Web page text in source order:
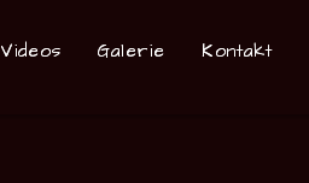
Videos Galerie Kontakt